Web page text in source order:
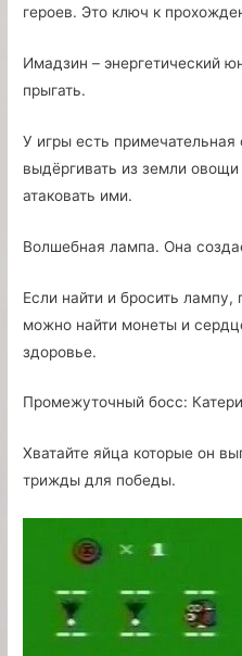
героев. Это ключ к
Имадзин – энергетический
прыгать.
У игры есть
выдёргивать из земли
атаковать ими.
Волшебная лампа. Она
Если найти и бросить лампу,
можно найти монеты и
здоровье.
Промежуточный босс:
Хватайте яйца которые он
трижды для победы.